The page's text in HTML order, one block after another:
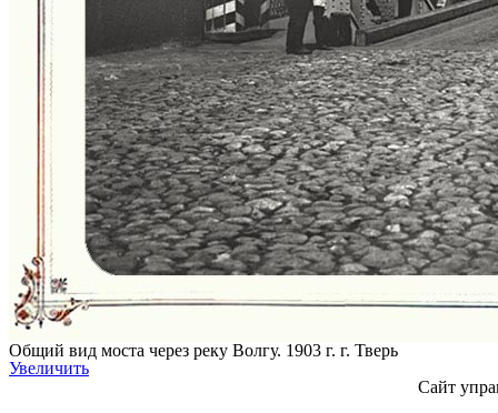
Общий вид моста через реку Волгу. 1903 г. г. Тверь
Увеличить
Сайт